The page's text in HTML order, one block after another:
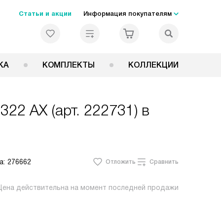
Статьи и акции Информация покупателям
КОМПЛЕКТЫ КОЛЛЕКЦИИ
AX (арт. 222731) в
276662 Отложить Сравнить
Цена действительна на момент последней продажи